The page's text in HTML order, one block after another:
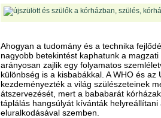
Ahogyan a tudomány és a technika
nagyobb betekintést kaphatunk a
arányosan zajlik egy folyamatos
különbség is a kisbabákkal. A WHO és az
kezdeményezték a világ szülészeteinek
átszervezését, mert a bababarát
táplálás hangsúlyát kívánták
eluralkodásával szemben.